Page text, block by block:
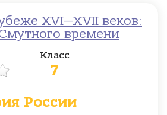
XVI—XVII веков:
времени
Класс
7
России